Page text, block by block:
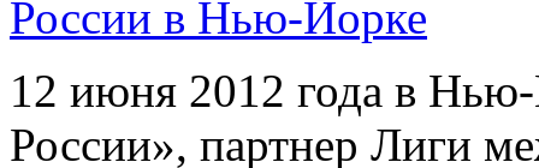
12 июня 2012 года в
России», партнер Лиги